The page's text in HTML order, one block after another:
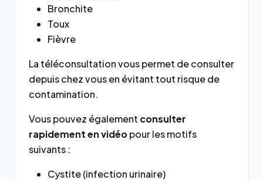
Bronchite
Toux
Fièvre
La téléconsultation vous permet de consulter
depuis chez vous en évitant tout risque de
contamination.
Vous pouvez également consulter
rapidement en vidéopour les motifs
suivants :
Cystite (infection urinaire)